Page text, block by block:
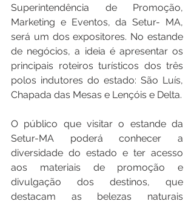
Superintendência de Promoção,
Marketing e Eventos, da Setur- MA,
será um dos expositores. No estande
de negócios, a ideia é apresentar os
principais roteiros turísticos dos três
polos indutores do estado: São Luís,
Chapada das Mesas e Lençóis e Delta.
O público que visitar o estande da
Setur-MA poderá conhecer a
diversidade do estado e ter acesso
aos materiais de promoção e
divulgação dos destinos, que
destacam as belezas naturais